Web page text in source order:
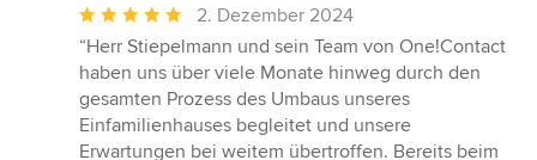
Durchschnittliche
Bewertung:
5
von
5
Sternen
2. Dezember 2024
“Herr Stiepelmann und sein Team von One!Contact
haben uns über viele Monate hinweg durch den
gesamten Prozess des Umbaus unseres
Einfamilienhauses begleitet und unsere
Erwartungen bei weitem übertroffen. Bereits beim